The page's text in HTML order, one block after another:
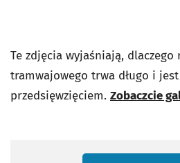
Te zdjęcia wyjaśniają,
tramwajowego trwa długo i
przedsięwzięciem. Zobaczcie